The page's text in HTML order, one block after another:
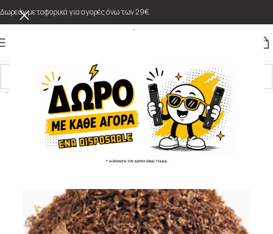
Δωρεάν μεταφορικά για αγορές άνω των 29€.
Αρχική σελίδα/DIY Αρώματα